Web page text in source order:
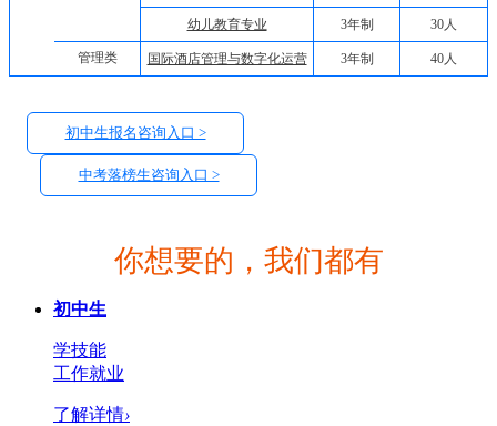
幼儿教育专业 3年制 30人
管理类 国际酒店管理与数字化运营 3年制 40人
初中生报名咨询入口 >
中考落榜生咨询入口 >
你想要的，我们都有
初中生
学技能
工作就业
了解详情›